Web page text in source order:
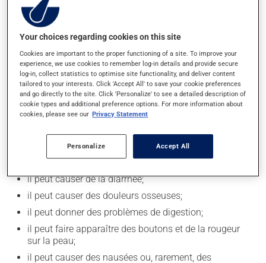
Pour assurer son efficacité, ne le prenez pas en même
temps que du lait ou des produits laitiers, un antiacide
ou un supplément de minéraux (calcium, fer,
magnésium ou zinc). Attendez au moins 30 minutes
après la prise du médicament.
Effets indésirables
En plus de ses effets recherchés, ce produit peut à
secondaires), notamment :
il peut causer des maux de tête;
il peut causer de la diarrhée;
il peut causer des douleurs osseuses;
il peut donner des problèmes de digestion;
il peut faire apparaître des boutons et de la rougeur
sur la peau;
il peut causer des nausées ou, rarement, des
Your choices regarding cookies on this site
Cookies are important to the proper functioning of a site. To improve your
experience, we use cookies to remember log-in details and provide secure
log-in, collect statistics to optimise site functionality, and deliver content
tailored to your interests. Click 'Accept All' to save your cookie preferences
and go directly to the site. Click 'Personalize' to see a detailed description of
cookie types and additional preference options. For more information about
cookies, please see our Privacy Statement
Personalize Accept All